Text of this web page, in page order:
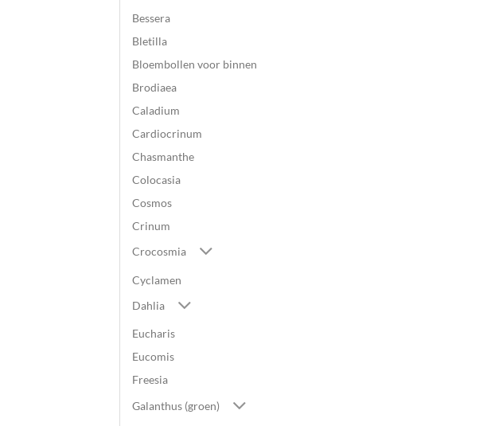
Bessera
Bletilla
Bloembollen voor binnen
Brodiaea
Caladium
Cardiocrinum
Chasmanthe
Colocasia
Cosmos
Crinum
Crocosmia
Cyclamen
Dahlia
Eucharis
Eucomis
Freesia
Galanthus (groen)